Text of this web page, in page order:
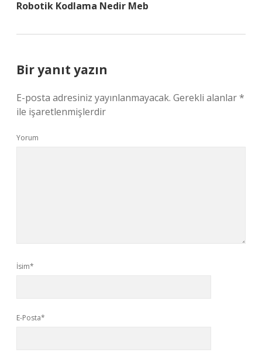
Robotik Kodlama Nedir Meb
Bir yanıt yazın
E-posta adresiniz yayınlanmayacak. Gerekli alanlar*
ile işaretlenmişlerdir
Yorum
İsim*
E-Posta*